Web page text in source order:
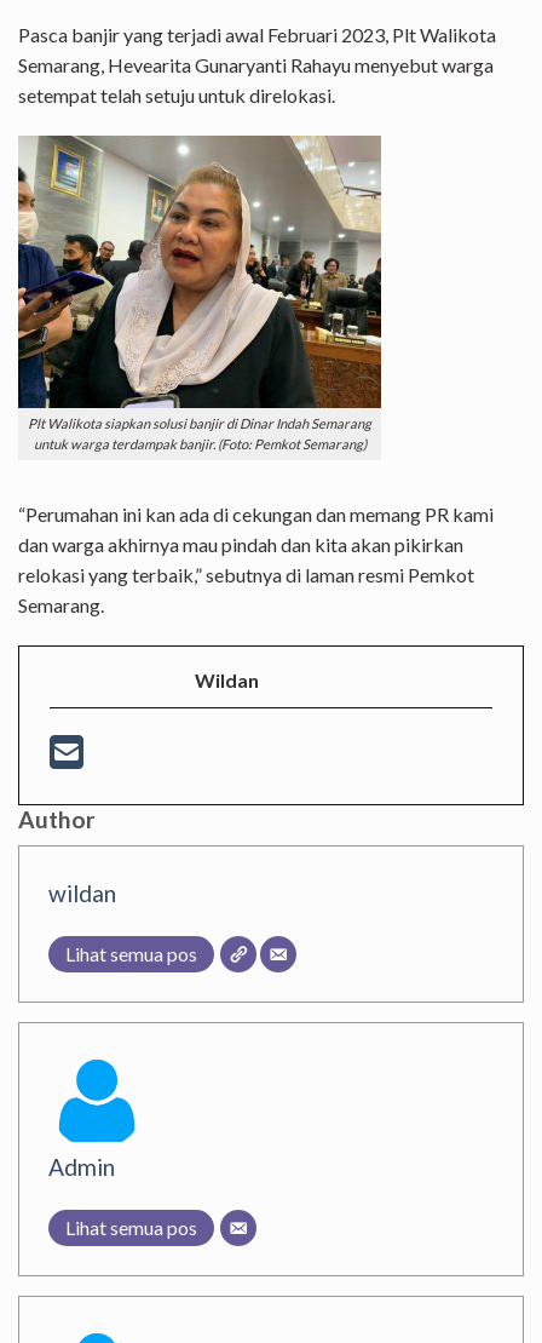
Pasca banjir yang terjadi awal Februari 2023, Plt Walikota
Semarang, Hevearita Gunaryanti Rahayu menyebut warga
setempat telah setuju untuk direlokasi.
Plt Walikota siapkan solusi banjir di Dinar Indah Semarang
untuk warga terdampak banjir. (Foto: Pemkot Semarang)
“Perumahan ini kan ada di cekungan dan memang PR kami
dan warga akhirnya mau pindah dan kita akan pikirkan
relokasi yang terbaik,” sebutnya di laman resmi Pemkot
Semarang.
Wildan
Author
wildan
Lihat semua pos
Admin
Lihat semua pos